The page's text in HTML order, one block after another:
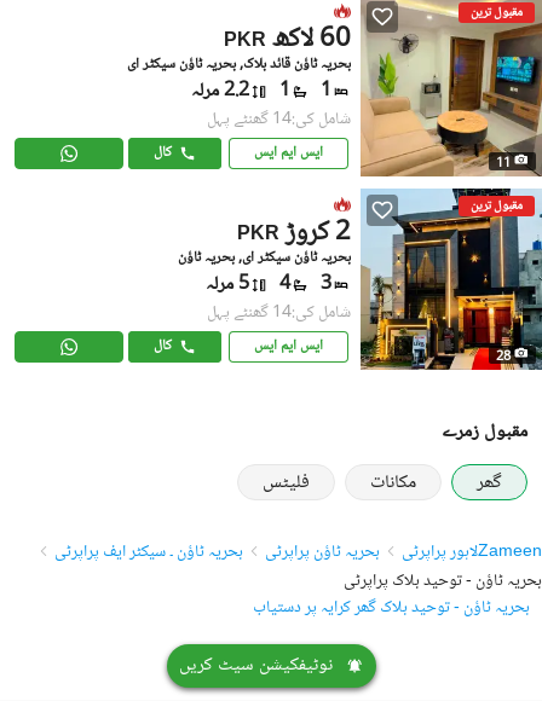
مقبول ترین
11
PKR 60 لاکھ
بحریہ ٹاؤن قائد بلاک, بحریہ ٹاؤن سیکٹر ای
1
1 2.2 مرلہ
شامل کی:14 گھنٹے پہل
ایس ایم ایس کال
مقبول ترین
28
PKR 2 کروڑ
بحریہ ٹاؤن سیکٹر ای, بحریہ ٹاؤن
3
4 5 مرلہ
شامل کی:14 گھنٹے پہل
ایس ایم ایس کال
مقبول زمرے
گھر
مکانات فلیٹس
Zameenلاہور پراپرٹی بحریہ ٹاؤن پراپرٹی
بحریہ ٹاؤن ۔ سیکٹر ایف پراپرٹی
بحریہ ٹاؤن - توحید بلاک پراپرٹی
بحریہ ٹاؤن - توحید بلاک گھر کرایہ پر دستیاب
نوٹیفکیشن سیٹ کریں